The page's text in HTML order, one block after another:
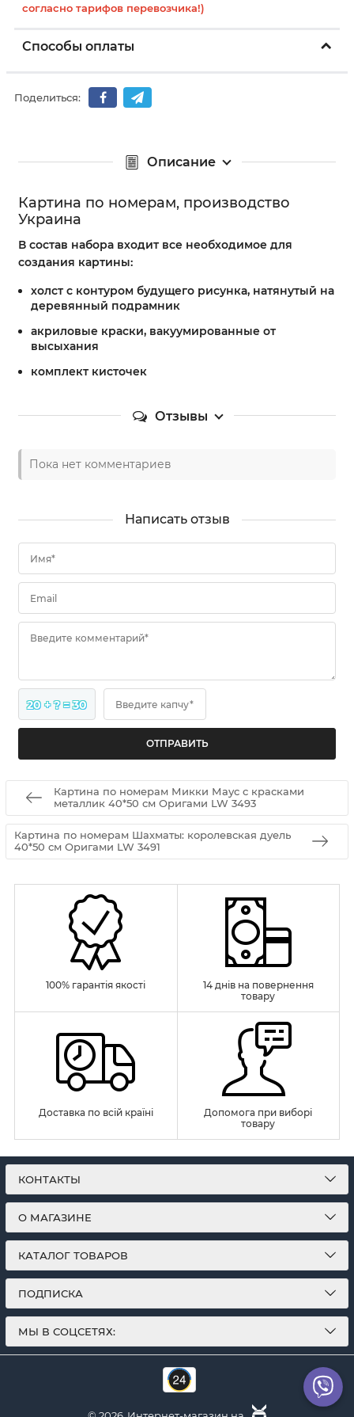
согласно тарифов перевозчика!)
Способы оплаты
Поделиться:
Описание
Картина по номерам, производство
Украина
В состав набора входит все необходимое для
создания картины:
холст с контуром будущего рисунка, натянутый на
деревянный подрамник
акриловые краски, вакуумированные от
высыхания
комплект кисточек
Отзывы
Пока нет комментариев
Написать отзыв
Имя*
Email
Введите комментарий*
20 + ? = 30 Введите капчу*
Картина по номерам Микки Маус с красками
металлик 40*50 см Оригами LW 3493
Картина по номерам Шахматы: королевская дуель
40*50 см Оригами LW 3491
100% гарантія якості
14 днів на повернення
товару
Доставка по всій країні
Допомога при виборі
товару
КОНТАКТЫ
О МАГАЗИНЕ
КАТАЛОГ ТОВАРОВ
ПОДПИСКА
МЫ В СОЦСЕТЯХ: